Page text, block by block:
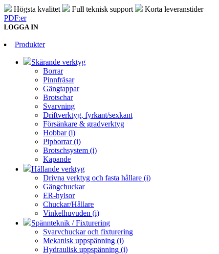
Högsta kvalitet Full teknisk support
Korta leveranstider
PDF:er
LOGGA IN
Produkter
Skärande verktyg
Borrar
Pinnfräsar
Gängtappar
Brotschar
Svarvning
Driftverktyg, fyrkant/sexkant
Försänkare & gradverktyg
Hobbar (i)
Pipborrar (i)
Brotschsystem (i)
Kapande
Hållande verktyg
Drivna verktyg och fasta hållare (i)
Gängchuckar
ER-hylsor
Chuckar/Hållare
Vinkelhuvuden (i)
Spännteknik / Fixturering
Svarvchuckar och fixturering
Mekanisk uppspänning (i)
Hydraulisk uppspänning (i)